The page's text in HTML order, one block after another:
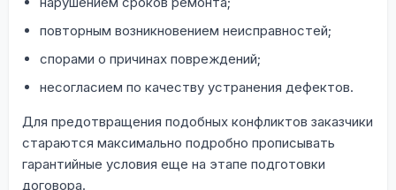
повторным возникновением неисправностей;
спорами о причинах повреждений;
несогласием по качеству устранения дефектов.
Для предотвращения подобных конфликтов заказчики
стараются максимально подробно прописывать
гарантийные условия еще на этапе подготовки
договора.